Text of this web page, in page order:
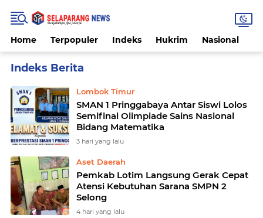
Home Terpopuler Indeks Hukrim Nasional
Lombok Timur
SMAN 1 Pringgabaya Antar Siswi Lolos
Semifinal Olimpiade Sains Nasional
Bidang Matematika
3 hari yang lalu
Aset Daerah
Pemkab Lotim Langsung Gerak Cepat
Atensi Kebutuhan Sarana SMPN 2
Selong
4 hari yang lalu